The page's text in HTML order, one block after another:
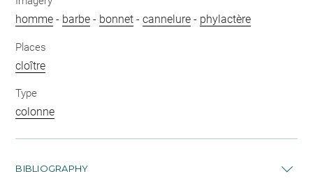
homme - barbe - bonnet -cannelure - phylactère
Places
cloître
Type
colonne
BIBLIOGRAPHY